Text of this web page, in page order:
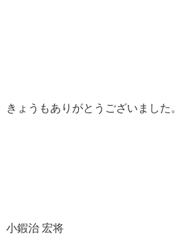
きょうもありがとうございました。
小鍜治 宏将